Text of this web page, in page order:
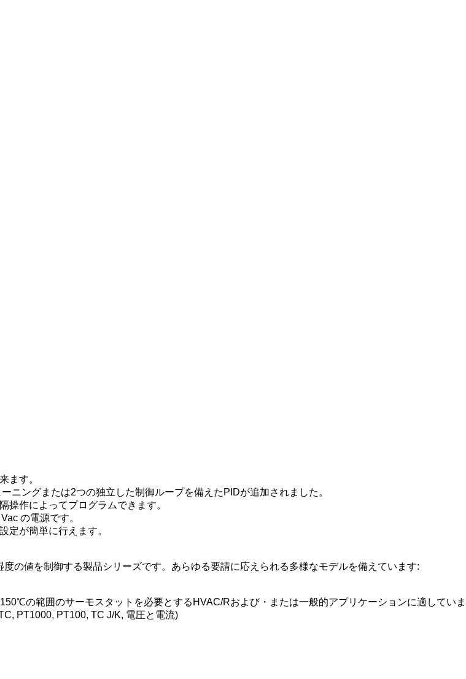
ます。
ニングまたは2つの独立した制御ループを備えたPIDが追加されました。
操作によってプログラムできます。
の電源です。
定が簡単に行えます。
の値を制御する製品シリーズです。あらゆる要請に応えられる多様なモデルを備えています:
の範囲のサーモスタットを必要とするHVAC/Rおよび・または一般的アプリケーションに適していま
PT1000, PT100, TC J/K, 電圧と電流)